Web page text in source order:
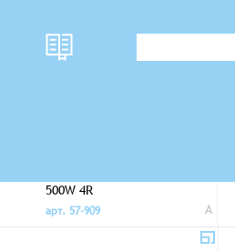
500W 4R
арт. 57-909
A